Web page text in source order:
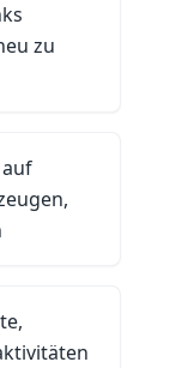
zu
auf